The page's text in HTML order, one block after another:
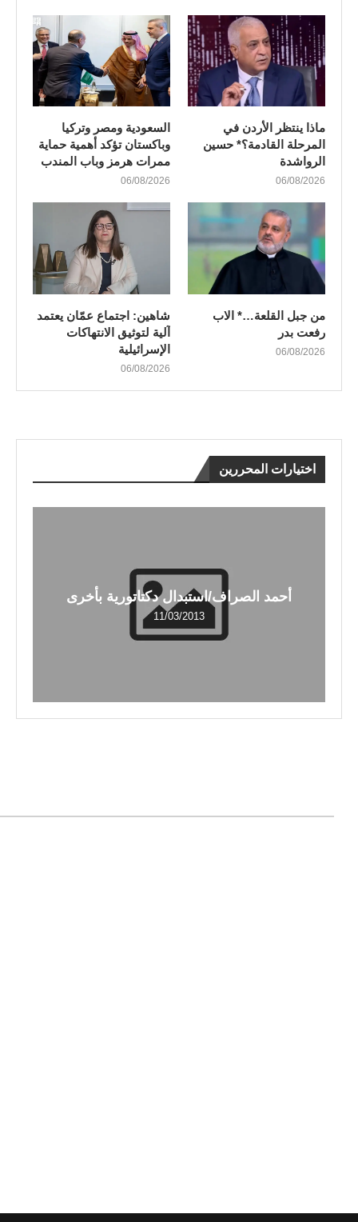
ماذا ينتظر الأردن في
المرحلة القادمة؟* حسين
الرواشدة
06/08/2026
السعودية ومصر وتركيا
وباكستان تؤكد أهمية حماية
ممرات هرمز وباب المندب
06/08/2026
من جبل القلعة…* الاب
رفعت بدر
06/08/2026
شاهين: اجتماع عمّان يعتمد
آلية لتوثيق الانتهاكات
الإسرائيلية
06/08/2026
اختيارات المحررين
أحمد الصراف/استبدال دكتاتورية بأخرى
11/03/2013